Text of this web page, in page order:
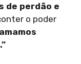
de perdão e
o poder